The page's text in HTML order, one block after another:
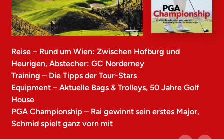
Reise – Rund um Wien: Zwischen Hofburg und
Heurigen, Abstecher: GC Norderney
Training – Die Tipps der Tour-Stars
Equipment – Aktuelle Bags & Trolleys, 50 Jahre Golf
House
PGA Championship – Rai gewinnt sein erstes Major,
Schmid spielt ganz vorn mit